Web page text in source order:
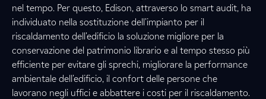
nel tempo. Per questo, Edison, attraverso lo smart audit, ha
individuato nella sostituzione dell'impianto per il
riscaldamento dell'edificio la soluzione migliore per la
conservazione del patrimonio librario e al tempo stesso più
efficiente per evitare gli sprechi, migliorare la performance
ambientale dell'edificio, il confort delle persone che
lavorano negli uffici e abbattere i costi per il riscaldamento.